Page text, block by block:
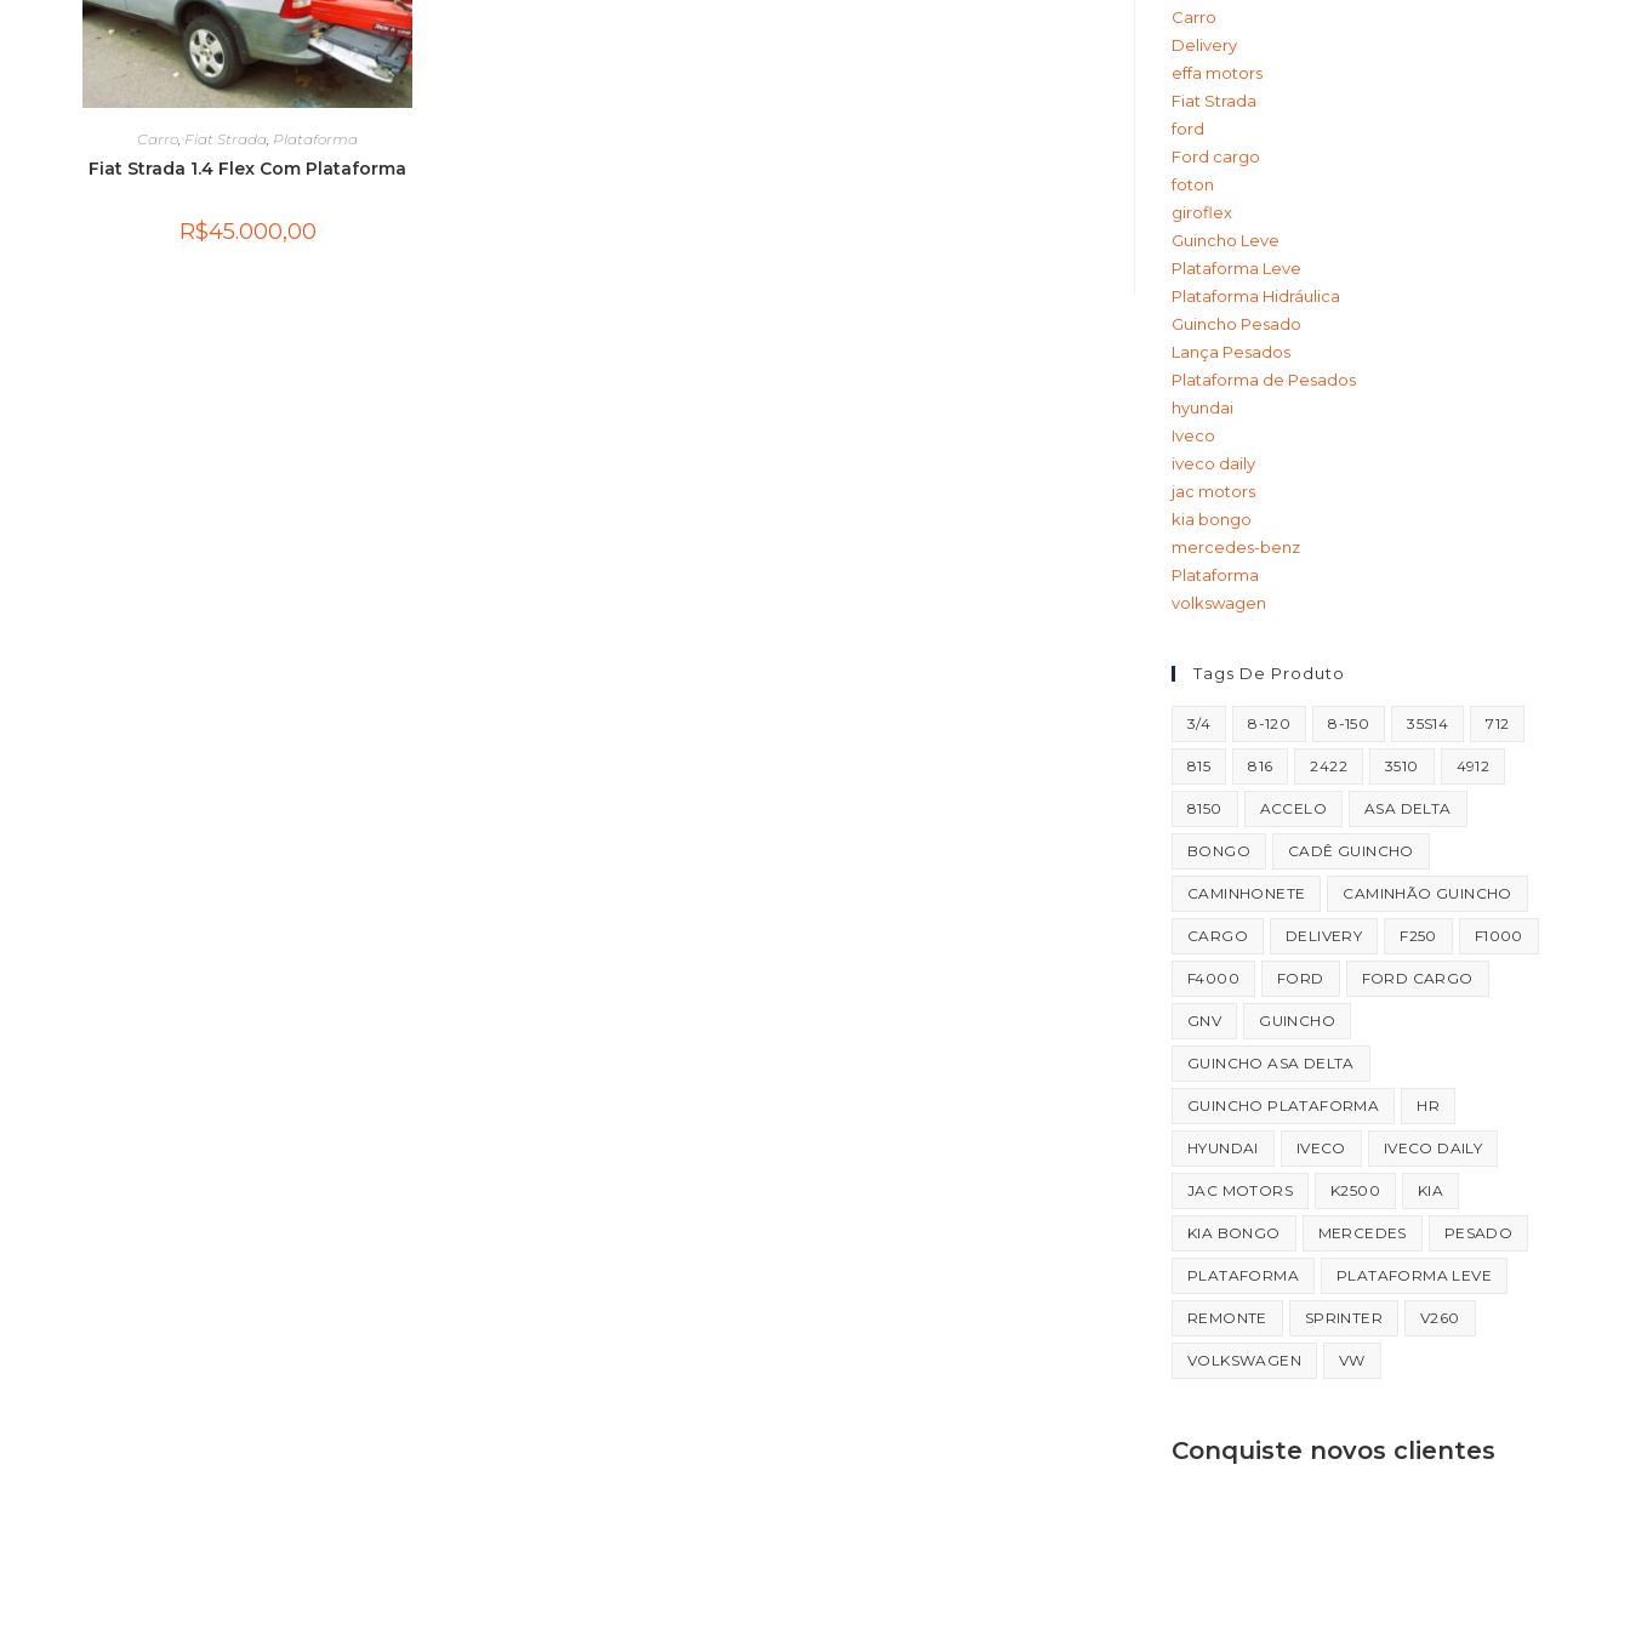
Carro Fiat Strada Plataforma
Fiat Strada 1.4 Flex Com Plataforma
R$45.000,00
Carro
Delivery
effa motors
Fiat Strada
ford
Ford cargo
foton
giroflex
Guincho Leve
Plataforma Leve
Plataforma Hidráulica
Guincho Pesado
Lança Pesados
Plataforma de Pesados
hyundai
Iveco
iveco daily
jac motors
kia bongo
mercedes-benz
Plataforma
volkswagen
Tags De Produto
3/4 8-120 8-150 35S14 712
815 816 2422 3510 4912
8150 ACCELO ASA DELTA
BONGO CADÊ GUINCHO
CAMINHONETE CAMINHÃO GUINCHO
CARGO DELIVERY F250 F1000
F4000 FORD FORD CARGO
GNV GUINCHO
GUINCHO ASA DELTA
GUINCHO PLATAFORMA HR
HYUNDAI IVECO IVECO DAILY
JAC MOTORS K2500 KIA
KIA BONGO MERCEDES PESADO
PLATAFORMA PLATAFORMA LEVE
REMONTE SPRINTER V260
VOLKSWAGEN VW
Conquiste novos clientes